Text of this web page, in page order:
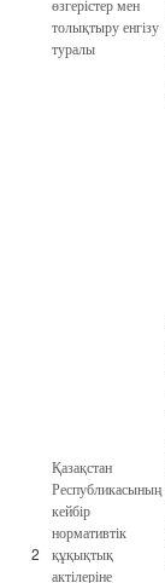
өзгерістер мен
толықтыру енгізу
туралы
2
Қазақстан
Республикасының
кейбір
нормативтік
құқықтық
актілеріне